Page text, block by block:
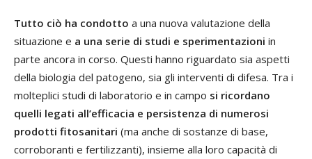
Tutto ciò ha condotto a una nuova valutazione della
situazione e a una serie di studi e sperimentazioni in
parte ancora in corso. Questi hanno riguardato sia aspetti
della biologia del patogeno, sia gli interventi di difesa. Tra i
molteplici studi di laboratorio e in campo si ricordano
quelli legati all’efficacia e persistenza di numerosi
prodotti fitosanitari (ma anche di sostanze di base,
corroboranti e fertilizzanti), insieme alla loro capacità di